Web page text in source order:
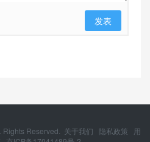
发表
Rights Reserved. 关于我们 隐私政策
用